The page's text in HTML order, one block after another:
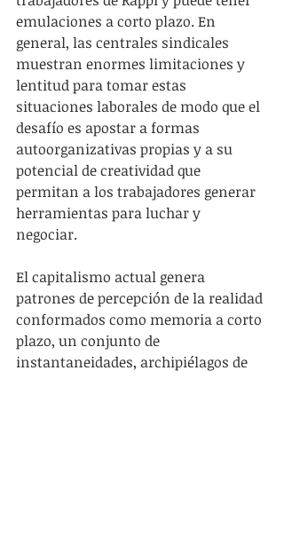
emulaciones a corto plazo. En
general, las centrales sindicales
muestran enormes limitaciones y
lentitud para tomar estas
situaciones laborales de modo que el
desafío es apostar a formas
autoorganizativas propias y a su
potencial de creatividad que
permitan a los trabajadores generar
herramientas para luchar y
negociar.
El capitalismo actual genera
patrones de percepción de la realidad
conformados como memoria a corto
plazo, un conjunto de
instantaneidades, archipiélagos de